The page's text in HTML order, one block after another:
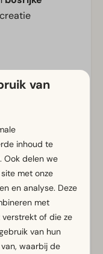
van
inhoud te
Ook delen we
met onze
en analyse. Deze
met
of die ze
van hun
waarbij de